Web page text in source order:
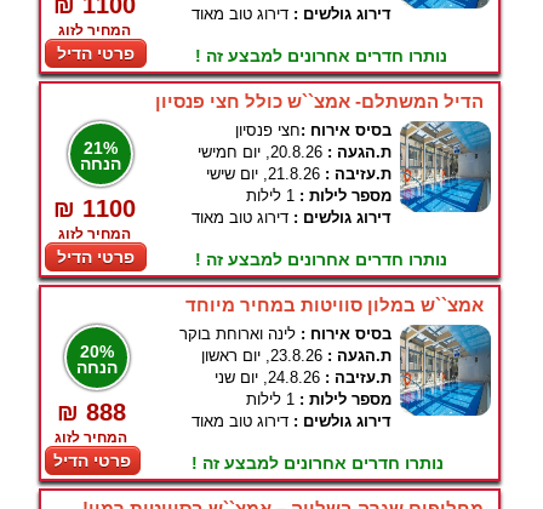
המחיר לזוג
פרטי הדיל
דירוג גולשים : דירוג טוב מאוד
נותרו חדרים אחרונים למבצע זה !
הדיל המשתלם- אמצ``ש כולל חצי פנסיון
21%
הנחה
₪ 1100
המחיר לזוג
פרטי הדיל
בסיס אירוח :חצי פנסיון
ת.הגעה : 20.8.26, יום חמישי
ת.עזיבה : 21.8.26, יום שישי
מספר לילות : 1 לילות
דירוג גולשים : דירוג טוב מאוד
נותרו חדרים אחרונים למבצע זה !
אמצ``ש במלון סוויטות במחיר מיוחד
20%
הנחה
₪ 888
המחיר לזוג
פרטי הדיל
בסיס אירוח : לינה וארוחת בוקר
ת.הגעה : 23.8.26, יום ראשון
ת.עזיבה : 24.8.26, יום שני
מספר לילות : 1 לילות
דירוג גולשים : דירוג טוב מאוד
נותרו חדרים אחרונים למבצע זה !